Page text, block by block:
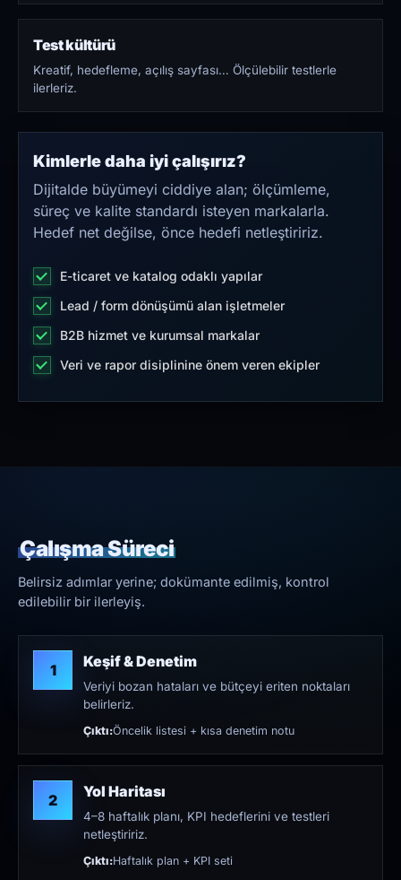
Test kültürü
Kreatif, hedefleme, açılış sayfası… Ölçülebilir testlerle
ilerleriz.
Kimlerle daha iyi çalışırız?
Dijitalde büyümeyi ciddiye alan; ölçümleme,
süreç ve kalite standardı isteyen markalarla.
Hedef net değilse, önce hedefi netleştiririz.
E-ticaret ve katalog odaklı yapılar
Lead / form dönüşümü alan işletmeler
B2B hizmet ve kurumsal markalar
Veri ve rapor disiplinine önem veren ekipler
Çalışma Süreci
Belirsiz adımlar yerine; dokümante edilmiş, kontrol
edilebilir bir ilerleyiş.
1 Keşif & Denetim
Veriyi bozan hataları ve bütçeyi eriten noktaları
belirleriz.
Çıktı:Öncelik listesi + kısa denetim notu
2 Yol Haritası
4–8 haftalık planı, KPI hedeflerini ve testleri
netleştiririz.
Çıktı:Haftalık plan + KPI seti